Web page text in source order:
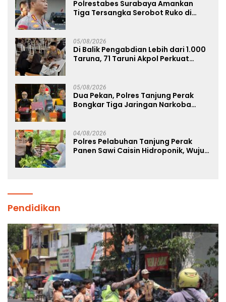
Polrestabes Surabaya Amankan
Tiga Tersangka Serobot Ruko di
05/08/2026
Di Balik Pengabdian Lebih dari 1.000
Taruna, 71 Taruni Akpol Perkuat
05/08/2026
Dua Pekan, Polres Tanjung Perak
Bongkar Tiga Jaringan Narkoba
04/08/2026
Polres Pelabuhan Tanjung Perak
Panen Sawi Caisin Hidroponik, Wujud
Pendidikan